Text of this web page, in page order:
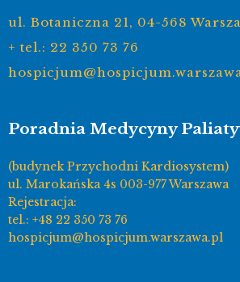
ul. Botaniczna 21, 04-568
+ tel.: 22 350 73 76
Poradnia Medycyny
(budynek Przychodni Kardiosystem)
ul. Marokańska 4s 003-977 Warszawa
Rejestracja:
tel.: +48 22 350 73 76
hospicjum@hospicjum.warszawa.pl